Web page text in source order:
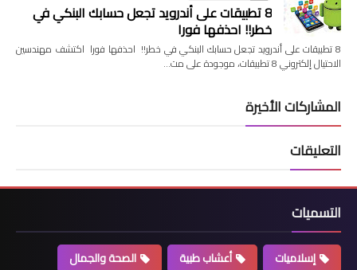
8 تطبيقات على أندرويد تجعل حسابك البنكي في
خطر!! احذفها فورا
8 تطبيقات على أندرويد تجعل حسابك البنكي في خطر!! احذفها فورا اكتشف مهندسين
الاحتيال إلكتروني 8 تطبيقات، موجودة على مت…
المشاركات الأخيرة
التعليقات
التسميات
إسلاميات أعشاب طبية
الصحة والجمال